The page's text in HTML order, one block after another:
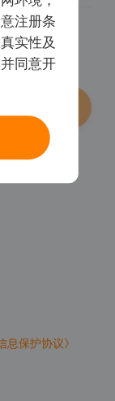
息保护协议》
注册条
实性及
同意开